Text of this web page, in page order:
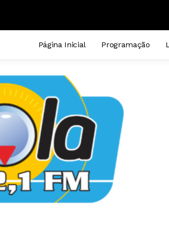
Página Inicial Programação